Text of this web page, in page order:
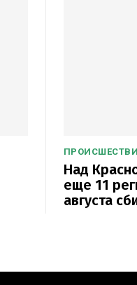
Над
еще 11
августа